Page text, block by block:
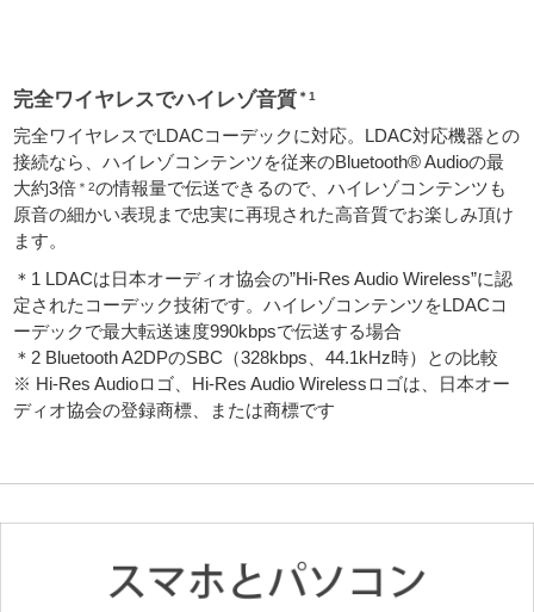
完全ワイヤレスでハイレゾ音質 ＊1
完全ワイヤレスでLDACコーデックに対応。LDAC対応機器との
接続なら、ハイレゾコンテンツを従来のBluetooth® Audioの最
大約3倍 ＊2の情報量で伝送できるので、ハイレゾコンテンツも
原音の細かい表現まで忠実に再現された高音質でお楽しみ頂け
ます。
＊1 LDACは日本オーディオ協会の”Hi-Res Audio Wireless”に認
定されたコーデック技術です。ハイレゾコンテンツをLDACコ
ーデックで最大転送速度990kbpsで伝送する場合
＊2 Bluetooth A2DPのSBC（328kbps、44.1kHz時）との比較
※ Hi-Res Audioロゴ、Hi-Res Audio Wirelessロゴは、日本オー
ディオ協会の登録商標、または商標です